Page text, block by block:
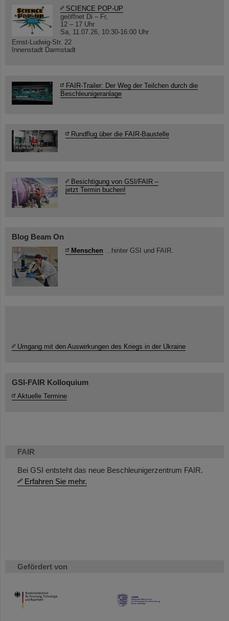
FAIR
Bei GSI entsteht das neue Beschleunigerzentrum FAIR.
Erfahren Sie mehr.
Gefördert von
HMWK
SCIENCE POP-UP
geöffnet Di – Fr,
12 – 17 Uhr
Sa, 11.07.26, 10:30-16:00 Uhr
Ernst-Ludwig-Str. 22
Innenstadt Darmstadt
FAIR-Trailer: Der Weg der Teilchen durch die
Beschleunigeranlage
Rundflug über die FAIR-Baustelle
Besichtigung von GSI/FAIR –
jetzt Termin buchen!
Blog Beam On
Menschen ...hinter GSI und FAIR.
Umgang mit den Auswirkungen des Kriegs in der Ukraine
GSI-FAIR Kolloquium
Aktuelle Termine